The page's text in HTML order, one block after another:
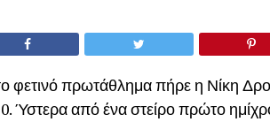
φετινό πρωτάθλημα πήρε η Νίκη
Ύστερα από ένα στείρο πρώτο